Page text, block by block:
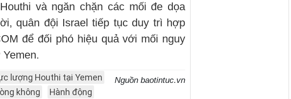
và ngăn chặn các mối đe dọa
quân đội Israel tiếp tục duy trì hợp
để đối phó hiệu quả với mối nguy
Nguồn baotintuc.vn
lượng Houthi tại Yemen
không
Hành động